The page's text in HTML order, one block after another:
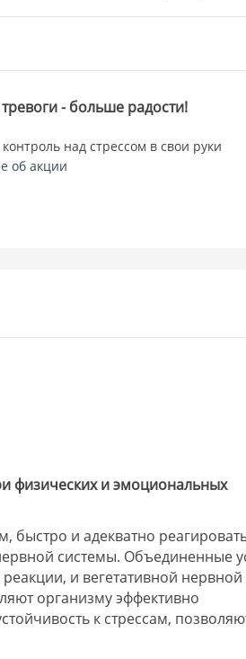
- больше радости!
над стрессом в свои руки
об акции
физических и эмоциональных
быстро и адекватно
системы. Объединенные
и вегетативной нервной
организму эффективно
к стрессам,